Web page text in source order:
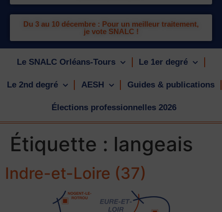
Du 3 au 10 décembre : Pour un meilleur traitement,
je vote SNALC !
Le SNALC Orléans-Tours Le 1er degré
Le 2nd degré AESH Guides & publications
Élections professionnelles 2026
Étiquette : langeais
Indre-et-Loire (37)